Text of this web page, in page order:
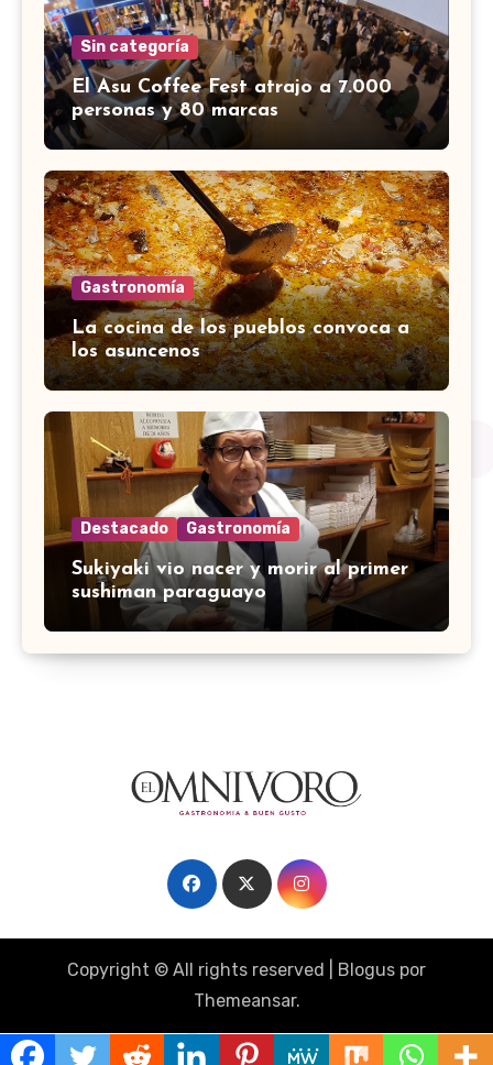
Sin categoría
El Asu Coffee Fest atrajo a 7.000
personas y 80 marcas
Gastronomía
La cocina de los pueblos convoca a
los asuncenos
Destacado Gastronomía
Sukiyaki vio nacer y morir al primer
sushiman paraguayo
Copyright © All rights reserved Blogus por
Themeansar.